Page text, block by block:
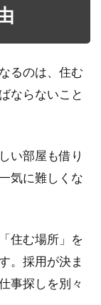
るのは、住む
ならないこと
い部屋も借り
気に難しくな
住む場所」を
。採用が決ま
事探しを別々